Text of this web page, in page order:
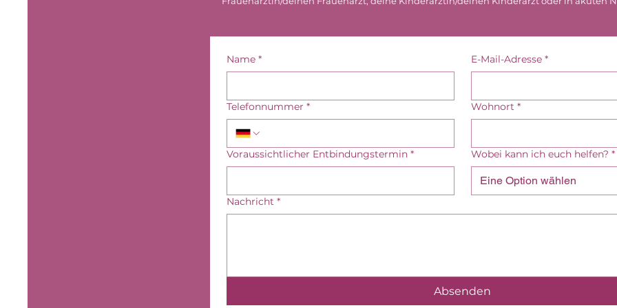
Name * E-Mail-Adresse *
Telefonnummer * Wohnort *
Voraussichtlicher Entbindungstermin * Wobei kann ich euch helfen? *
Eine Option wählen
Nachricht *
Absenden